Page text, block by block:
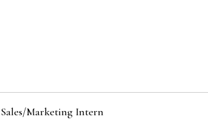
Sales/Marketing Intern